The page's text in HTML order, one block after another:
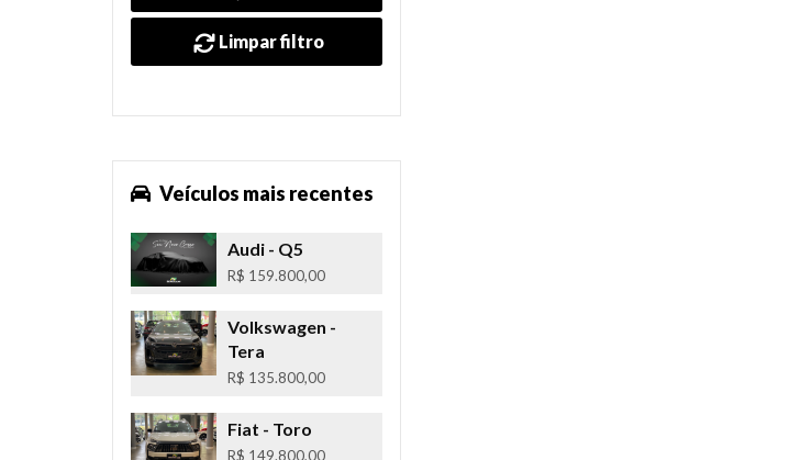
Limpar filtro
Veículos mais recentes
Audi- Q5
R$ 159.800,00
Volkswagen -
Tera
R$ 135.800,00
Fiat - Toro
R$ 149.800,00